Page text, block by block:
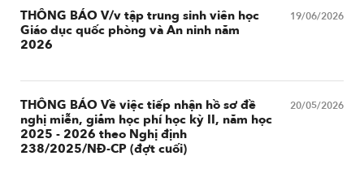
19/06/2026
THÔNG BÁO V/v tập trung sinh viên học
Giáo dục quốc phòng và An ninh năm
2026
20/05/2026
THÔNG BÁO Về việc tiếp nhận hồ sơ đề
nghị miễn, giảm học phí học kỳ II, năm học
2025 - 2026 theo Nghị định
238/2025/NĐ-CP (đợt cuối)